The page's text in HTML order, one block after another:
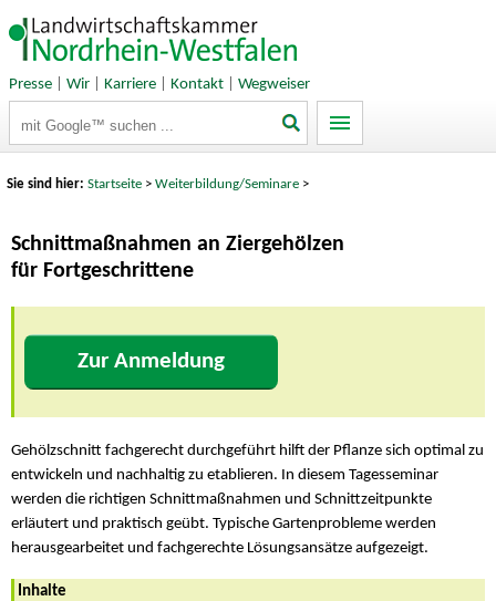
Presse| Wir| Karriere| Kontakt| Wegweiser
Sie sind hier:Startseite >Weiterbildung/Seminare >
Schnittmaßnahmen an Ziergehölzen
für Fortgeschrittene
Zur Anmeldung
Gehölzschnitt fachgerecht durchgeführt hilft der Pflanze sich optimal zu
entwickeln und nachhaltig zu etablieren. In diesem Tagesseminar
werden die richtigen Schnittmaßnahmen und Schnittzeitpunkte
erläutert und praktisch geübt. Typische Gartenprobleme werden
herausgearbeitet und fachgerechte Lösungsansätze aufgezeigt.
Inhalte